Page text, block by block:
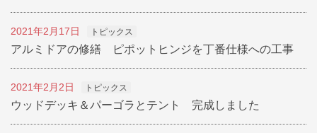
2021年2月17日 トピックス
アルミドアの修繕 ピポットヒンジを丁番仕様への工事
2021年2月2日 トピックス
ウッドデッキ＆パーゴラとテント 完成しました